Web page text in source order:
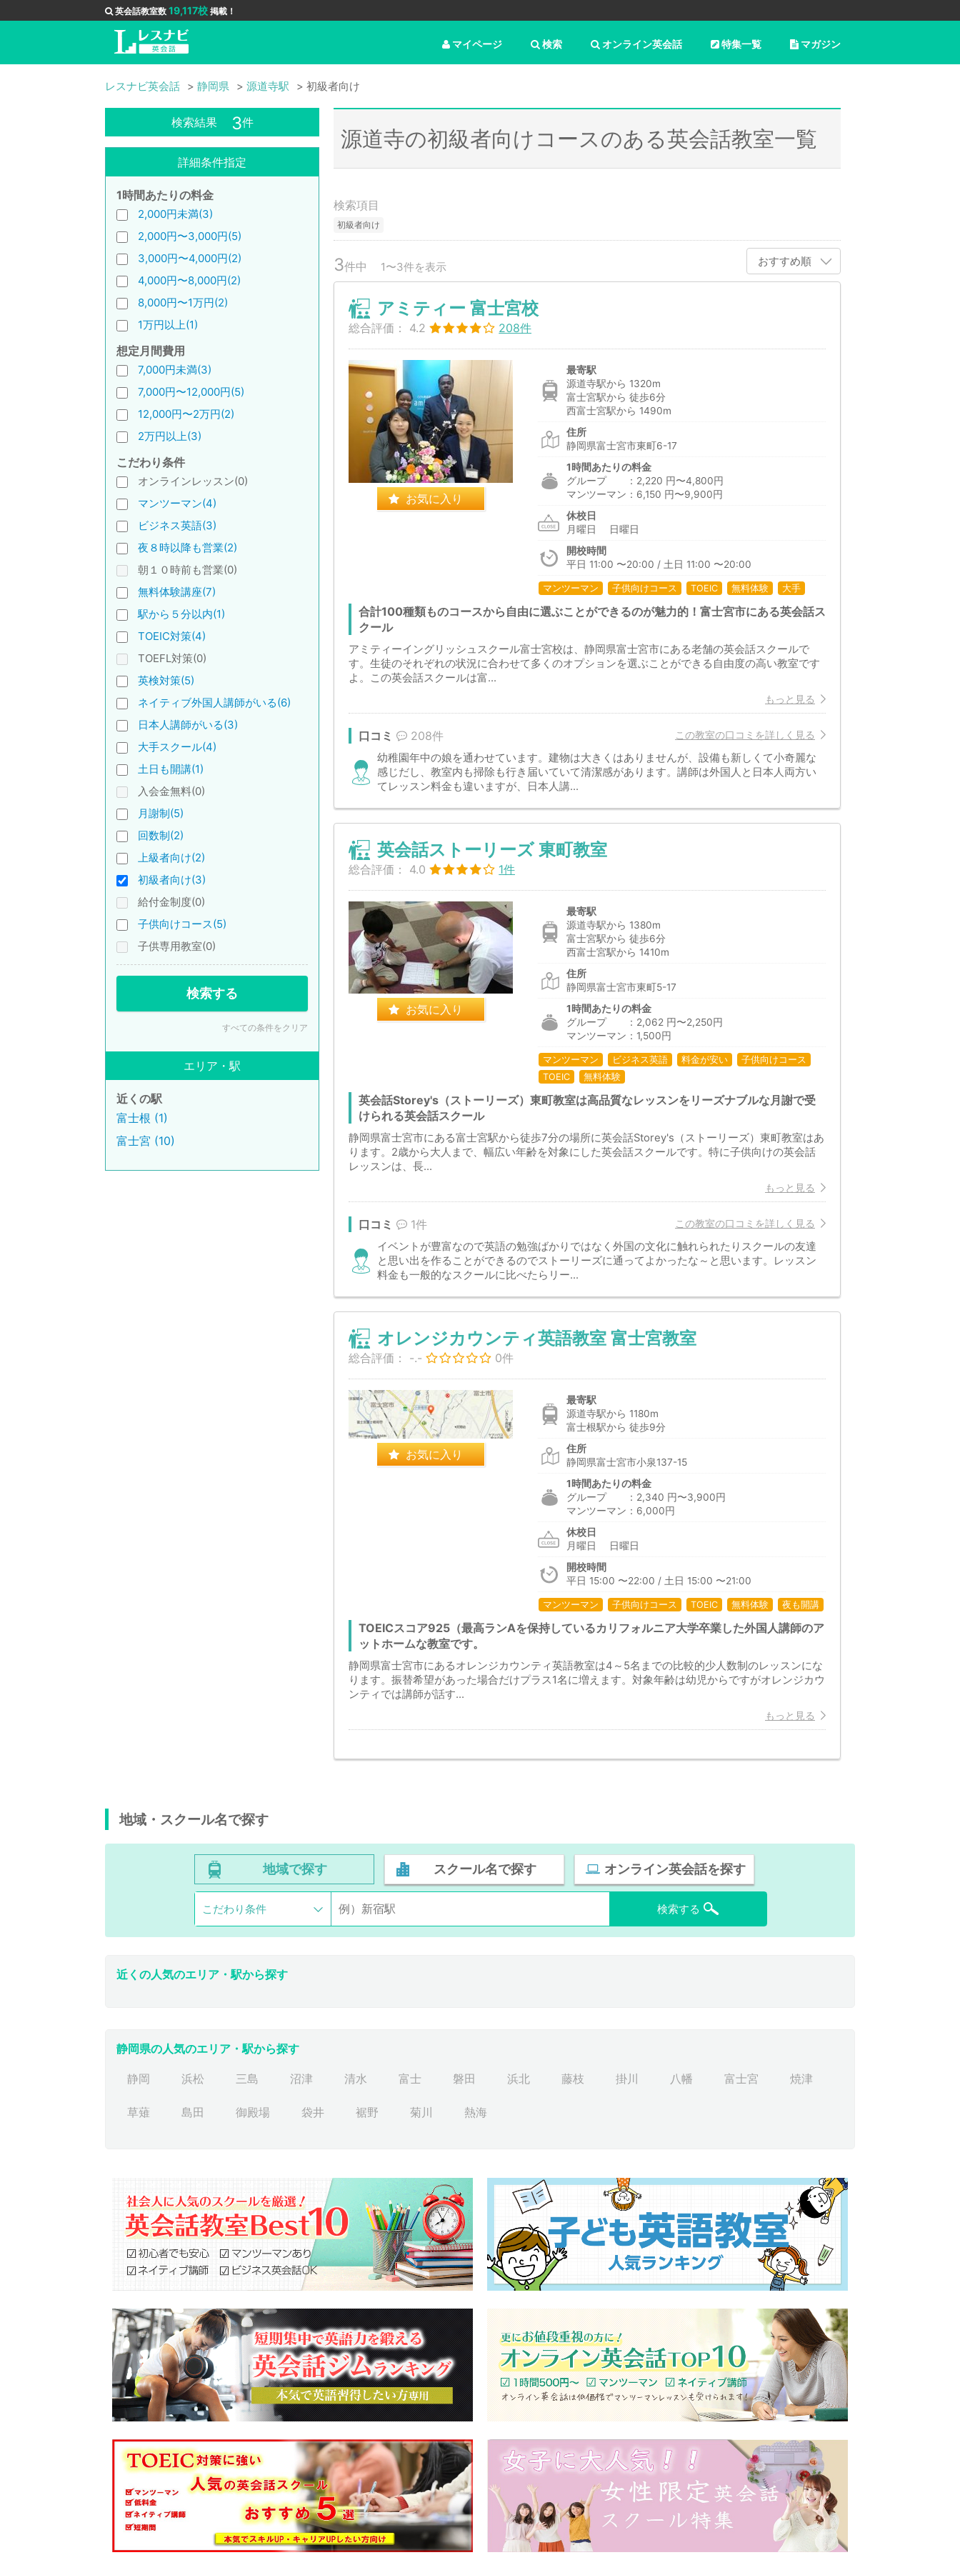
英会話教室数 19,117校 掲載！
マガジン
特集一覧
オンライン英会話
検索
マイページ
レスナビ英会話 静岡県 源道寺駅 初級者向け
検索結果 3件
詳細条件指定
1時間あたりの料金
2,000円未満(3)
2,000円〜3,000円(5)
3,000円〜4,000円(2)
4,000円〜8,000円(2)
8,000円〜1万円(2)
1万円以上(1)
想定月間費用
7,000円未満(3)
7,000円〜12,000円(5)
12,000円〜2万円(2)
2万円以上(3)
こだわり条件
オンラインレッスン(0)
マンツーマン(4)
ビジネス英語(3)
夜８時以降も営業(2)
朝１０時前も営業(0)
無料体験講座(7)
駅から５分以内(1)
TOEIC対策(4)
TOEFL対策(0)
英検対策(5)
ネイティブ外国人講師がいる(6)
日本人講師がいる(3)
大手スクール(4)
土日も開講(1)
入会金無料(0)
月謝制(5)
回数制(2)
上級者向け(2)
初級者向け(3)
給付金制度(0)
子供向けコース(5)
子供専用教室(0)
検索する
すべての条件をクリア
エリア・駅
近くの駅
富士根 (1)
富士宮 (10)
源道寺の初級者向けコースのある英会話教室一覧
検索項目
初級者向け
3件中 1〜3件を表示 おすすめ順
アミティー 富士宮校
総合評価： 4.2 208件
お気に入り
最寄駅
源道寺駅から 1320m
富士宮駅から 徒歩6分
西富士宮駅から 1490m
住所
静岡県富士宮市東町6-17
1時間あたりの料金
グループ ：2,220 円〜4,800円
マンツーマン：6,150 円〜9,900円
休校日
月曜日 日曜日
開校時間
平日 11:00 〜20:00 / 土日 11:00 〜20:00
マンツーマン 子供向けコース TOEIC 無料体験 大手
合計100種類ものコースから自由に選ぶことができるのが魅力的！富士宮市にある英会話ス
クール
アミティーイングリッシュスクール富士宮校は、静岡県富士宮市にある老舗の英会話スクールで
す。生徒のそれぞれの状況に合わせて多くのオプションを選ぶことができる自由度の高い教室です
よ。この英会話スクールは富...
もっと見る
この教室の口コミを詳しく見る
口コミ 208件
幼稚園年中の娘を通わせています。建物は大きくはありませんが、設備も新しくて小奇麗な
感じだし、教室内も掃除も行き届いていて清潔感があります。講師は外国人と日本人両方い
てレッスン料金も違いますが、日本人講...
英会話ストーリーズ 東町教室
総合評価： 4.0 1件
お気に入り
最寄駅
源道寺駅から 1380m
富士宮駅から 徒歩6分
西富士宮駅から 1410m
住所
静岡県富士宮市東町5-17
1時間あたりの料金
グループ ：2,062 円〜2,250円
マンツーマン：1,500円
マンツーマン ビジネス英語 料金が安い
子供向けコース
TOEIC
無料体験
英会話Storey's（ストーリーズ）東町教室は高品質なレッスンをリーズナブルな月謝で受
けられる英会話スクール
静岡県富士宮市にある富士宮駅から徒歩7分の場所に英会話Storey's（ストーリーズ）東町教室はあ
ります。2歳から大人まで、幅広い年齢を対象にした英会話スクールです。特に子供向けの英会話
レッスンは、長...
もっと見る
この教室の口コミを詳しく見る
口コミ 1件
イベントが豊富なので英語の勉強ばかりではなく外国の文化に触れられたりスクールの友達
と思い出を作ることができるのでストーリーズに通ってよかったな～と思います。レッスン
料金も一般的なスクールに比べたらリー...
オレンジカウンティ英語教室 富士宮教室
総合評価： -.- 0件
お気に入り
最寄駅
源道寺駅から 1180m
富士根駅から 徒歩9分
住所
静岡県富士宮市小泉137-15
1時間あたりの料金
グループ ：2,340 円〜3,900円
マンツーマン：6,000円
休校日
月曜日 日曜日
開校時間
平日 15:00 〜22:00 / 土日 15:00 〜21:00
マンツーマン 子供向けコース TOEIC 無料体験 夜も開講
TOEICスコア925（最高ランAを保持しているカリフォルニア大学卒業した外国人講師のア
ットホームな教室です。
静岡県富士宮市にあるオレンジカウンティ英語教室は4～5名までの比較的少人数制のレッスンにな
ります。振替希望があった場合だけプラス1名に増えます。対象年齢は幼児からですがオレンジカウ
ンティでは講師が話す...
もっと見る
地域・スクール名で探す
地域で探す スクール名で探す オンライン英会話を探す
こだわり条件 検索する
近くの人気のエリア・駅から探す
静岡県の人気のエリア・駅から探す
静岡 浜松 三島 沼津 清水 富士 磐田 浜北 藤枝 掛川 八幡 富士宮 焼津
草薙 島田 御殿場 袋井 裾野 菊川 熱海